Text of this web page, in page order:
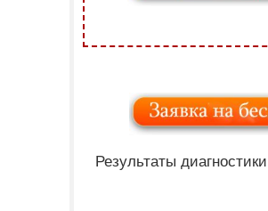
Результаты